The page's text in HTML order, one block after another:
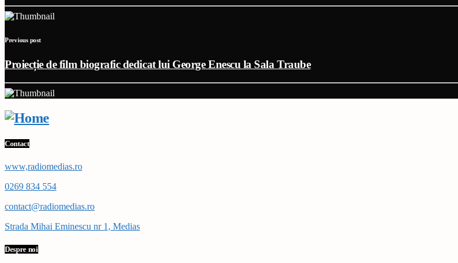
Previous post
Proiecție de film biografic dedicat lui George Enescu la Sala Traube
Contact
www,radiomedias.ro
0269 834 554
contact@radiomedias.ro
Strada Mihai Eminescu nr 1, Medias
Despre noi